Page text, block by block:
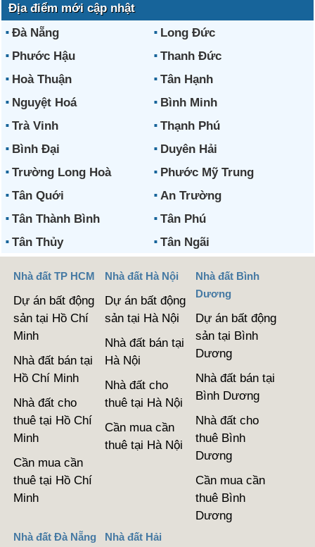
Địa điểm mới cập nhật
Đà Nẵng
Long Đức
Phước Hậu
Thanh Đức
Hoà Thuận
Tân Hạnh
Nguyệt Hoá
Bình Minh
Trà Vinh
Thạnh Phú
Bình Đại
Duyên Hải
Trường Long Hoà
Phước Mỹ Trung
Tân Quới
An Trường
Tân Thành Bình
Tân Phú
Tân Thủy
Tân Ngãi
Nhà đất TP HCM
Dự án bất động
sản tại Hồ Chí
Minh
Nhà đất bán tại
Hồ Chí Minh
Nhà đất cho
thuê tại Hồ Chí
Minh
Cần mua cần
thuê tại Hồ Chí
Minh
Nhà đất Hà Nội
Dự án bất động
sản tại Hà Nội
Nhà đất bán tại
Hà Nội
Nhà đất cho
thuê tại Hà Nội
Cần mua cần
thuê tại Hà Nội
Nhà đất Bình
Dương
Dự án bất động
sản tại Bình
Dương
Nhà đất bán tại
Bình Dương
Nhà đất cho
thuê Bình
Dương
Cần mua cần
thuê Bình
Dương
Nhà đất Đà Nẵng
Nhà đất Hải